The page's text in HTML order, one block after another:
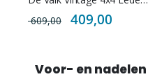
609,00
Special
Price
409,00
Voor- en nadelen